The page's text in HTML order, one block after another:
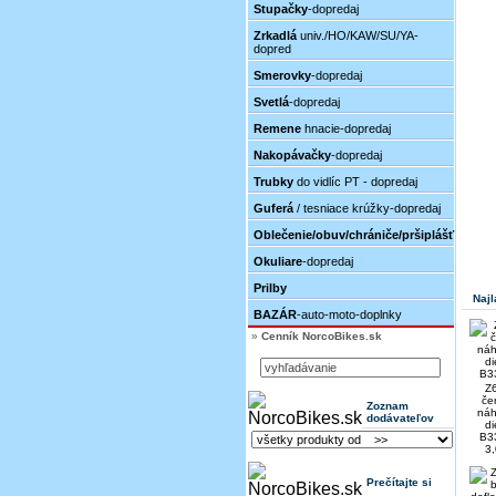
Stupačky-dopredaj
Zrkadlá univ./HO/KAW/SU/YA-
dopred
Smerovky-dopredaj
Svetlá-dopredaj
Remene hnacie-dopredaj
Nakopávačky-dopredaj
Trubky do vidlíc PT - dopredaj
Guferá / tesniace krúžky-dopredaj
Oblečenie/obuv/chrániče/pršiplášť
Okuliare-dopredaj
Prilby
BAZÁR-auto-moto-doplnky
» Cenník NorcoBikes.sk
Zoznam
dodávateľov
Prečítajte si